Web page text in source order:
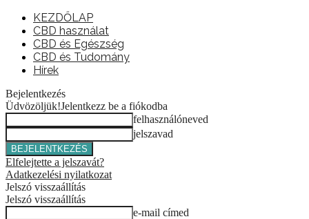
KEZDŐLAP
CBD használat
CBD és Egészség
CBD és Tudomány
Hírek
Bejelentkezés
Üdvözöljük!Jelentkezz be a fiókodba
felhasználóneved
jelszavad
Elfelejtette a jelszavát?
Adatkezelési nyilatkozat
Jelszó visszaállítás
Jelszó visszaállítás
e-mail címed